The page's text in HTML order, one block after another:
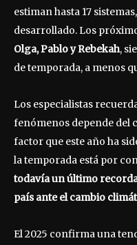
estiman hasta 17
desarrollado. Los
Olga, Pablo y Rebekah,
de temporada, a menos
Los especialistas
fenómenos depende del
factor que este año ha
la temporada está por
todavía un último
país ante el cambio
El 2025 confirma una